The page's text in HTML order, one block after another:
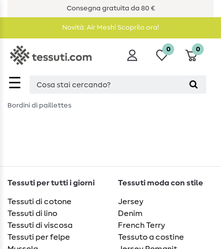
Consegna gratuita da 80 €
Novità: Air Mesh! Scoprilo ora!
☰
0 0
Bordini di paillettes
Tessuti per tutti i giorni
Tessuti di cotone
Tessuti di lino
Tessuti di viscosa
Tessuti per felpe
Tessuti moda con stile
Jersey
Denim
French Terry
Tessuto a costine